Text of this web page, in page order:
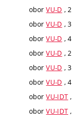
oborVU-D ,
oborVU-D ,
oborVU-D ,
oborVU-D ,
oborVU-D ,
oborVU-D ,
oborVU-IDT
oborVU-IDT